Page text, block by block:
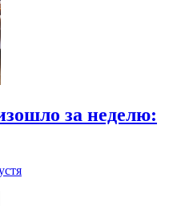
за неделю: